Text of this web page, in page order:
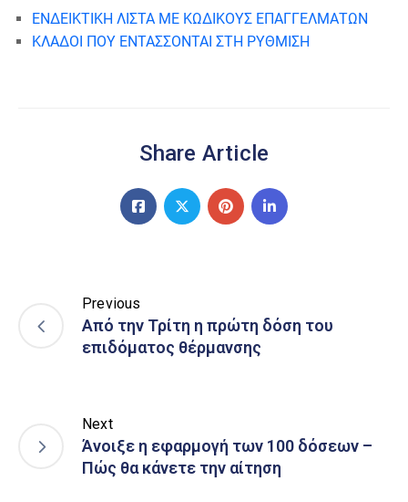
ΕΝΔΕΙΚΤΙΚΗ ΛΙΣΤΑ ΜΕ ΚΩΔΙΚΟΥΣ ΕΠΑΓΓΕΛΜΑΤΩΝ
ΚΛΑΔΟΙ ΠΟΥ ΕΝΤΑΣΣΟΝΤΑΙ ΣΤΗ ΡΥΘΜΙΣΗ
Share Article
Previous
Από την Τρίτη η πρώτη δόση του
επιδόματος θέρμανσης
Next
Άνοιξε η εφαρμογή των 100 δόσεων –
Πώς θα κάνετε την αίτηση